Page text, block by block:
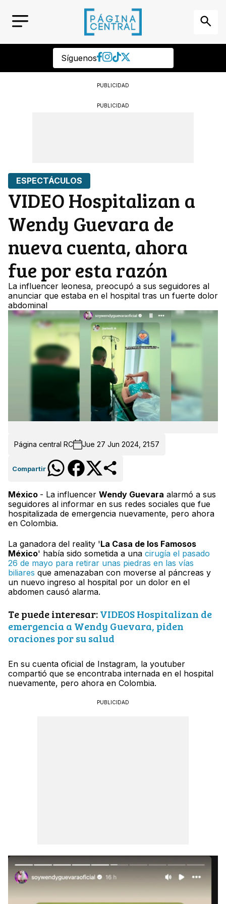
Síguenos
PUBLICIDAD
PUBLICIDAD
ESPECTÁCULOS
VIDEO Hospitalizan a
Wendy Guevara de
nueva cuenta, ahora
fue por esta razón
La influencer leonesa, preocupó a sus seguidores al
anunciar que estaba en el hospital tras un fuerte dolor
abdominal
Página central RC Jue 27 Jun 2024, 21:57
Compartir
México - La influencer Wendy Guevara alarmó a sus
seguidores al informar en sus redes sociales que fue
hospitalizada de emergencia nuevamente, pero ahora
en Colombia.
La ganadora del reality 'La Casa de los Famosos
México' había sido sometida a una cirugía el pasado
26 de mayo para retirar unas piedras en las vías
biliares que amenazaban con moverse al páncreas y
un nuevo ingreso al hospital por un dolor en el
abdomen causó alarma.
Te puede interesar:VIDEOS Hospitalizan de
emergencia a Wendy Guevara, piden
oraciones por su salud
En su cuenta oficial de Instagram, la youtuber
compartió que se encontraba internada en el hospital
nuevamente, pero ahora en Colombia.
PUBLICIDAD